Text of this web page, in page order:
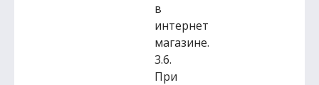
в
интернет
магазине.
3.6.
При